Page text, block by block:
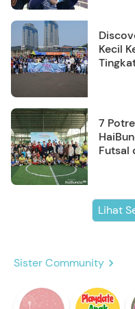
Kecil
7
Futsal
Lihat
Sister Community